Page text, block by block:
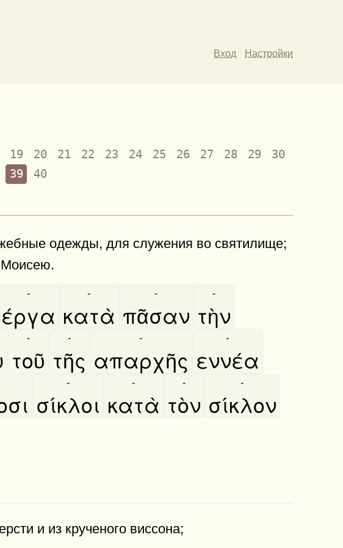
Вход Настройки
19 20 21 22 23 24 25 26 27 28 29
30
39 40
одежды, для служения во святилище;
Моисею.
έργα
-
κατὰ
-
πᾶσαν
-
τὴν
-
τοῦ
-
τῆς
-
απαρχῆς
-
εννέα
-
σίκλοι
-
κατὰ
-
τὸν
-
σίκλον
-
и из крученого виссона;